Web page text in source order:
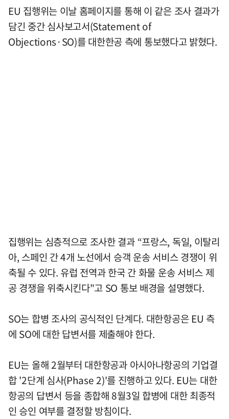
EU 집행위는 이날 홈페이지를 통해 이 같은 조사 결과가
담긴 중간 심사보고서(Statement of
Objections·SO)를 대한한공 측에 통보했다고 밝혔다.
집행위는 심층적으로 조사한 결과 “프랑스, 독일, 이탈리
아, 스페인 간 4개 노선에서 승객 운송 서비스 경쟁이 위
축될 수 있다. 유럽 전역과 한국 간 화물 운송 서비스 제
공 경쟁을 위축시킨다"고 SO 통보 배경을 설명했다.
SO는 합병 조사의 공식적인 단계다. 대한항공은 EU 측
에 SO에 대한 답변서를 제출해야 한다.
EU는 올해 2월부터 대한항공과 아시아나항공의 기업결
합 '2단계 심사(Phase 2)'를 진행하고 있다. EU는 대한
항공의 답변서 등을 종합해 8월3일 합병에 대한 최종적
인 승인 여부를 결정할 방침이다.